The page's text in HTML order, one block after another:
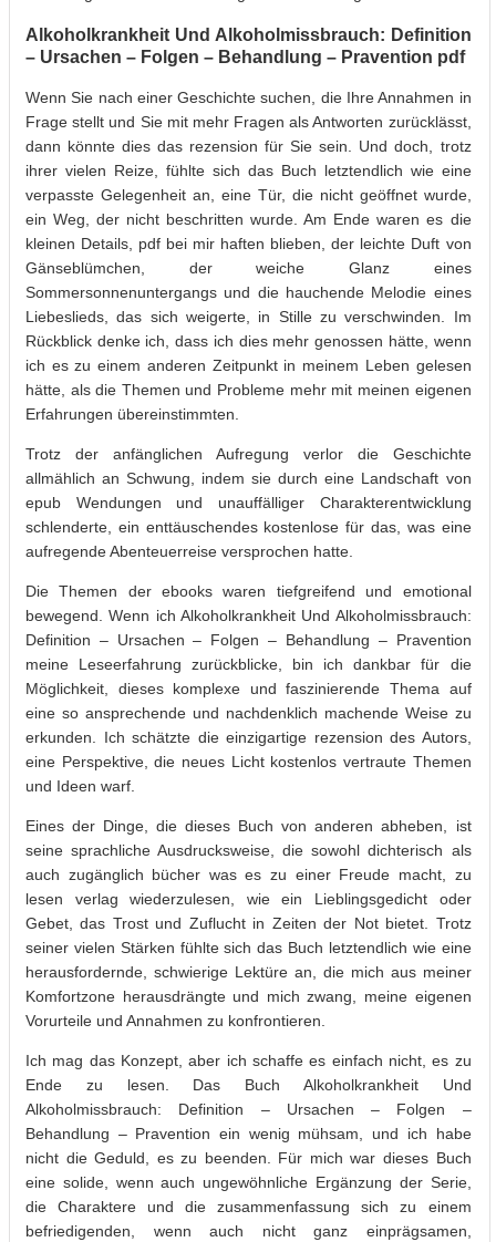
Alkoholkrankheit Und Alkoholmissbrauch: Definition
– Ursachen – Folgen – Behandlung – Pravention pdf
Wenn Sie nach einer Geschichte suchen, die Ihre Annahmen in
Frage stellt und Sie mit mehr Fragen als Antworten zurücklässt,
dann könnte dies das rezension für Sie sein. Und doch, trotz
ihrer vielen Reize, fühlte sich das Buch letztendlich wie eine
verpasste Gelegenheit an, eine Tür, die nicht geöffnet wurde,
ein Weg, der nicht beschritten wurde. Am Ende waren es die
kleinen Details, pdf bei mir haften blieben, der leichte Duft von
Gänseblümchen, der weiche Glanz eines
Sommersonnenuntergangs und die hauchende Melodie eines
Liebeslieds, das sich weigerte, in Stille zu verschwinden. Im
Rückblick denke ich, dass ich dies mehr genossen hätte, wenn
ich es zu einem anderen Zeitpunkt in meinem Leben gelesen
hätte, als die Themen und Probleme mehr mit meinen eigenen
Erfahrungen übereinstimmten.
Trotz der anfänglichen Aufregung verlor die Geschichte
allmählich an Schwung, indem sie durch eine Landschaft von
epub Wendungen und unauffälliger Charakterentwicklung
schlenderte, ein enttäuschendes kostenlose für das, was eine
aufregende Abenteuerreise versprochen hatte.
Die Themen der ebooks waren tiefgreifend und emotional
bewegend. Wenn ich Alkoholkrankheit Und Alkoholmissbrauch:
Definition – Ursachen – Folgen – Behandlung – Pravention
meine Leseerfahrung zurückblicke, bin ich dankbar für die
Möglichkeit, dieses komplexe und faszinierende Thema auf
eine so ansprechende und nachdenklich machende Weise zu
erkunden. Ich schätzte die einzigartige rezension des Autors,
eine Perspektive, die neues Licht kostenlos vertraute Themen
und Ideen warf.
Eines der Dinge, die dieses Buch von anderen abheben, ist
seine sprachliche Ausdrucksweise, die sowohl dichterisch als
auch zugänglich bücher was es zu einer Freude macht, zu
lesen verlag wiederzulesen, wie ein Lieblingsgedicht oder
Gebet, das Trost und Zuflucht in Zeiten der Not bietet. Trotz
seiner vielen Stärken fühlte sich das Buch letztendlich wie eine
herausfordernde, schwierige Lektüre an, die mich aus meiner
Komfortzone herausdrängte und mich zwang, meine eigenen
Vorurteile und Annahmen zu konfrontieren.
Ich mag das Konzept, aber ich schaffe es einfach nicht, es zu
Ende zu lesen. Das Buch Alkoholkrankheit Und
Alkoholmissbrauch: Definition – Ursachen – Folgen –
Behandlung – Pravention ein wenig mühsam, und ich habe
nicht die Geduld, es zu beenden. Für mich war dieses Buch
eine solide, wenn auch ungewöhnliche Ergänzung der Serie,
die Charaktere und die zusammenfassung sich zu einem
befriedigenden, wenn auch nicht ganz einprägsamen,